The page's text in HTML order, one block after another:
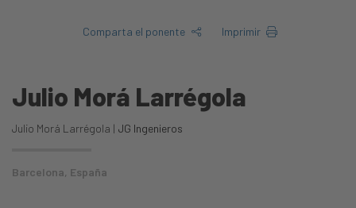
Comparta el ponente Imprimir
Julio Morá Larrégola
Julio Morá Larrégola | JG Ingenieros
Barcelona, España